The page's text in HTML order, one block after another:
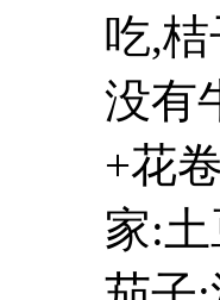
吃,
没有
+花
家: